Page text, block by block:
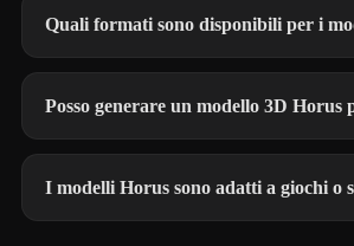
Quali formati sono disponibili per i
Posso generare un modello 3D Horus
I modelli Horus sono adatti a giochi o